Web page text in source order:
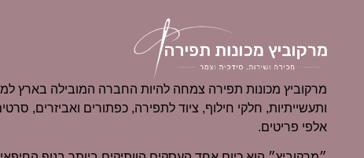
מרקוביץ מכונות תפירה צמחה להיות החברה המובילה בארץ
ותעשייתיות, חלקי חילוף, ציוד לתפירה, כפתורים ואביזרים,
אלפי פריטים.